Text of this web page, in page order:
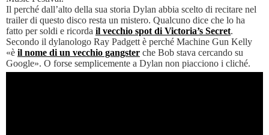
Il perché dall’alto della sua storia Dylan abbia scelto di recitare nel
trailer di questo disco resta un mistero. Qualcuno dice che lo ha
fatto per soldi e ricorda il vecchio spot di Victoria’s Secret.
Secondo il dylanologo Ray Padgett è perché Machine Gun Kelly
«è il nome di un vecchio gangster che Bob stava cercando su
Google». O forse semplicemente a Dylan non piacciono i cliché.